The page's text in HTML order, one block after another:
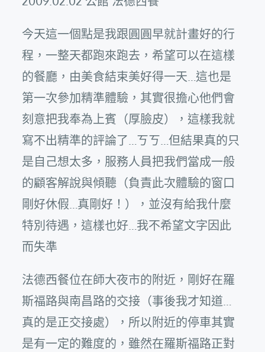
今天這一個點是我跟圓圓早就計畫好的行
程，一整天都跑來跑去，希望可以在這樣
的餐廳，由美食結束美好得一天…這也是
第一次參加精準體驗，其實很擔心他們會
刻意把我奉為上賓（厚臉皮），這樣我就
寫不出精準的評論了…ㄎㄎ…但結果真的只
是自己想太多，服務人員把我們當成一般
的顧客解說與傾聽（負責此次體驗的窗口
剛好休假…真剛好！），並沒有給我什麼
特別待遇，這樣也好…我不希望文字因此
而失準
法德西餐位在師大夜市的附近，剛好在羅
斯福路與南昌路的交接（事後我才知道…
真的是正交接處），所以附近的停車其實
是有一定的難度的，雖然在羅斯福路正對